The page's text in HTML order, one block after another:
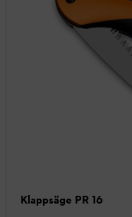
Klappsäge PR 16